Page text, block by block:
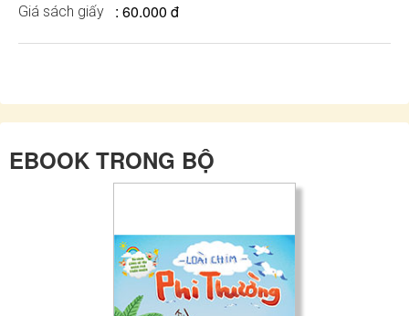
Giá sách giấy : 60.000 đ
EBOOK TRONG BỘ